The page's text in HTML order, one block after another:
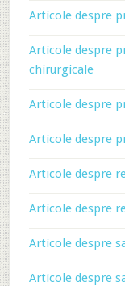
Articole despre
Articole despre
chirurgicale
Articole despre
Articole despre
Articole despre
Articole despre
Articole despre
Articole despre